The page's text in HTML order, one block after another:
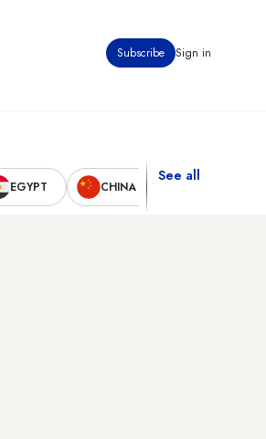
Subscribe Sign in
EGYPT CHINA
See all